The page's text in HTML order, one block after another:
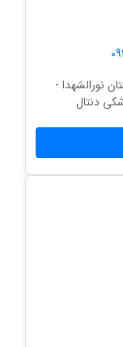
بوستان نورالشهدا -